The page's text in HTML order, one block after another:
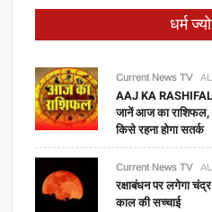
धर्म
Current News TV
AAJ KA
जानें आज का राशिफल,
किसे रहना होगा सतर्क
Current News TV
रक्षाबंधन पर लगेगा
काल की सच्चाई